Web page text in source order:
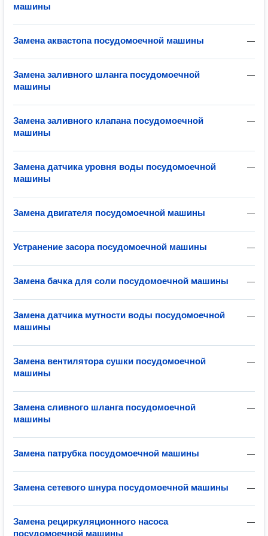
машины
—
Замена аквастопа посудомоечной машины
—
Замена заливного шланга посудомоечной
машины
—
Замена заливного клапана посудомоечной
машины
—
Замена датчика уровня воды посудомоечной
машины
—
Замена двигателя посудомоечной машины
—
Устранение засора посудомоечной машины
—
Замена бачка для соли посудомоечной машины
—
Замена датчика мутности воды посудомоечной
машины
—
Замена вентилятора сушки посудомоечной
машины
—
Замена сливного шланга посудомоечной
машины
—
Замена патрубка посудомоечной машины
—
Замена сетевого шнура посудомоечной машины
—
Замена рециркуляционного насоса
посудомоечной машины